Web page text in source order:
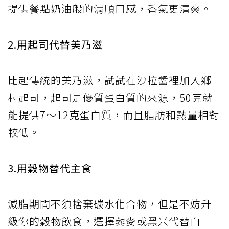
提供餐點奶油般的滑順口感，香氣更清爽。
2.用起司代替美乃滋
比起傳統的美乃滋，試試在沙拉醬裡加入鄉
村起司，起司是優質蛋白質的來源，50克就
能提供7～12克蛋白質，而且脂肪和熱量相對
較低。
3.用穀物替代主食
減脂期間不須捨棄碳水化合物，但是不妨升
級你的穀物飲食，選擇藜麥或黑米代替白